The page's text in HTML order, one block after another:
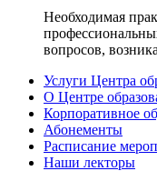
Необходимая
вопросов,
Услуги Центра
О Центре
Корпоративное
Абонементы
Расписание
Наши лекторы